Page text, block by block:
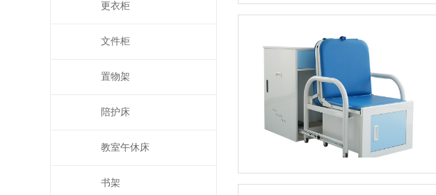
更衣柜
文件柜
置物架
陪护床
教室午休床
书架